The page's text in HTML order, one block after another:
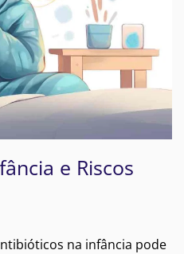
e Riscos
na infância pode